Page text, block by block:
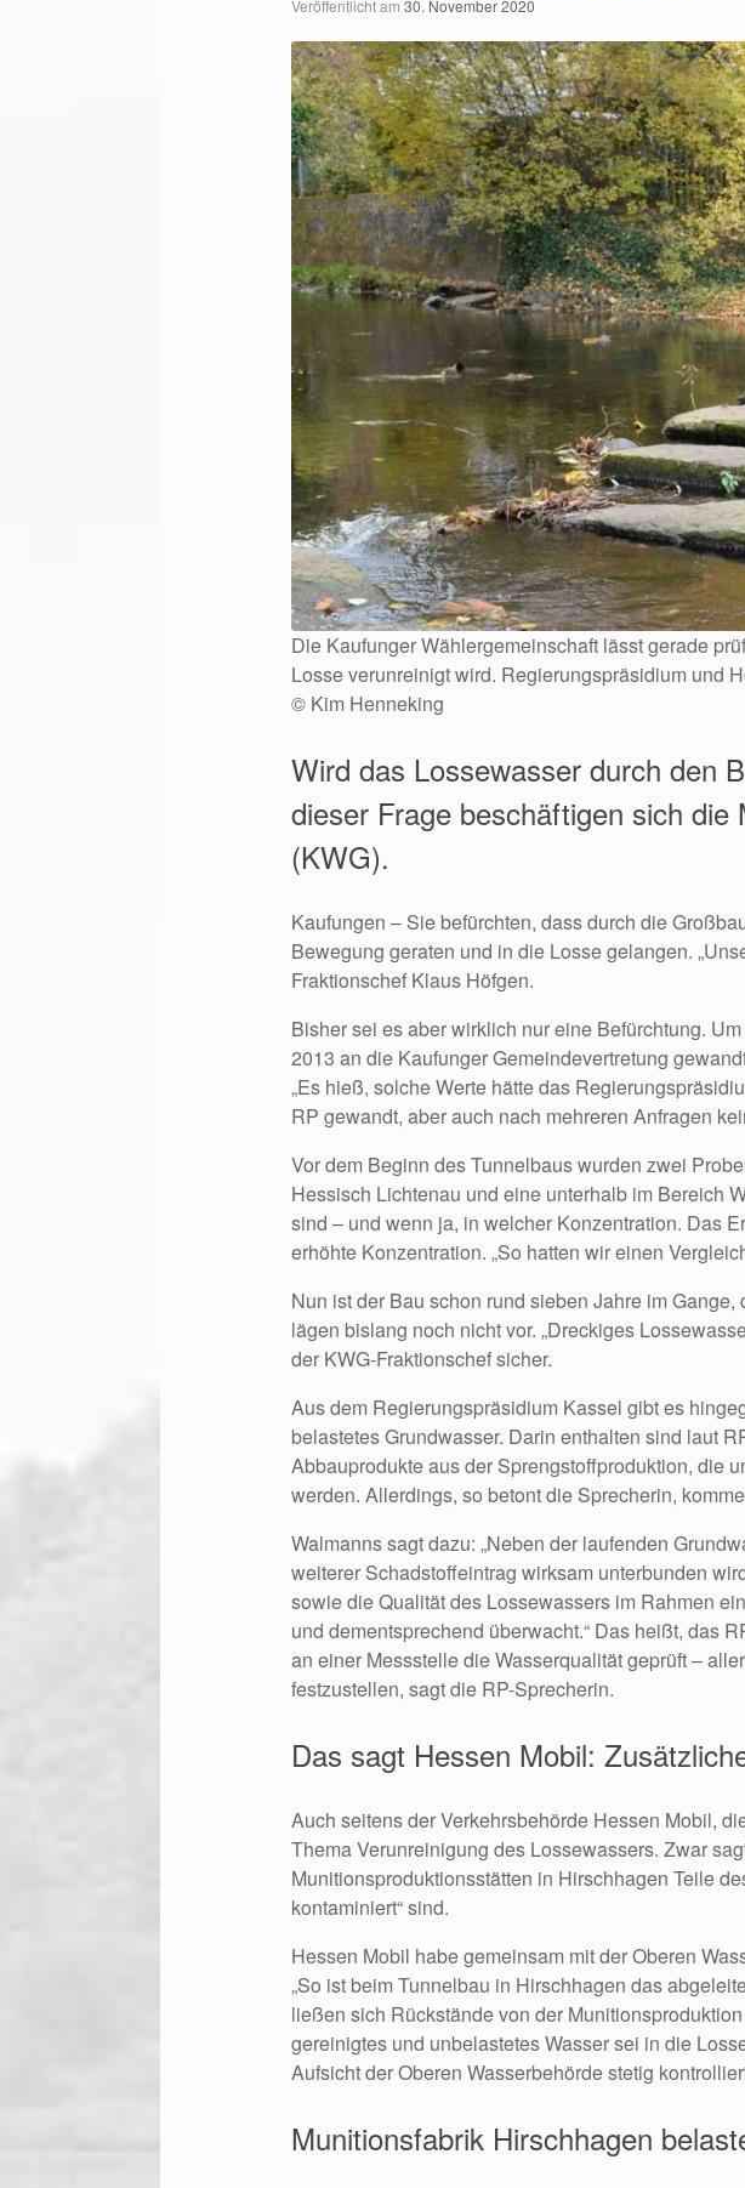
Veröffentlicht am 30. November 2020
Die Kaufunger Wählergemeinschaft lässt gerade
Losse verunreinigt wird. Regierungspräsidium und
© Kim Henneking
Wird das Lossewasser durch den
dieser Frage beschäftigen sich
(KWG).
Kaufungen – Sie befürchten, dass durch die
Bewegung geraten und in die Losse gelangen.
Fraktionschef Klaus Höfgen.
Bisher sei es aber wirklich nur eine Befürchtung.
2013 an die Kaufunger Gemeindevertretung
„Es hieß, solche Werte hätte das
RP gewandt, aber auch nach mehreren Anfragen
Vor dem Beginn des Tunnelbaus wurden zwei
Hessisch Lichtenau und eine unterhalb im Bereich
sind – und wenn ja, in welcher Konzentration. Das
erhöhte Konzentration. „So hatten wir einen
Nun ist der Bau schon rund sieben Jahre im
lägen bislang noch nicht vor. „Dreckiges
der KWG-Fraktionschef sicher.
Aus dem Regierungspräsidium Kassel gibt es
belastetes Grundwasser. Darin enthalten sind laut
Abbauprodukte aus der Sprengstoffproduktion, die
werden. Allerdings, so betont die Sprecherin,
Walmanns sagt dazu: „Neben der laufenden
weiterer Schadstoffeintrag wirksam unterbunden
sowie die Qualität des Lossewassers im Rahmen
und dementsprechend überwacht.“ Das heißt, das
an einer Messstelle die Wasserqualität geprüft –
festzustellen, sagt die RP-Sprecherin.
Das sagt Hessen Mobil:
Auch seitens der Verkehrsbehörde Hessen Mobil,
Thema Verunreinigung des Lossewassers. Zwar
Munitionsproduktionsstätten in Hirschhagen Teile
kontaminiert“ sind.
Hessen Mobil habe gemeinsam mit der Oberen
„So ist beim Tunnelbau in Hirschhagen das
ließen sich Rückstände von der
gereinigtes und unbelastetes Wasser sei in die
Aufsicht der Oberen Wasserbehörde stetig
Munitionsfabrik Hirschhagen